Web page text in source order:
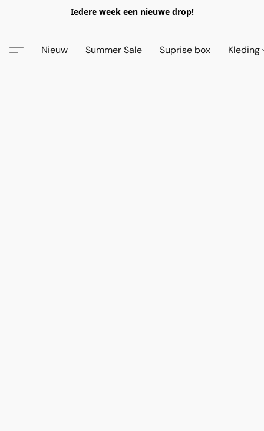
Iedere week een nieuwe drop!
Nieuw Summer Sale Suprise box Kleding